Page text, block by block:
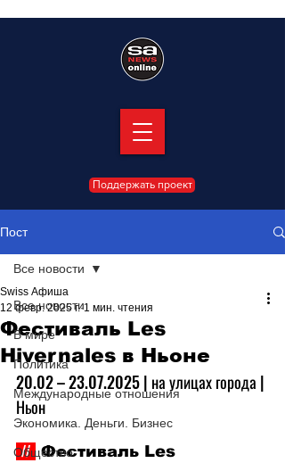
Поддержать проект
Пост
Все новости
В мире
Политика
Международные отношения
Экономика. Деньги. Бизнес
Общество
Все новости
Фестиваль Les
Hivernales в Ньоне
Swiss Афиша
12 февр. 2025 г. 1 мин. чтения
20.02 – 23.07.2025 | на улицах города |
Ньон
// Фестиваль Les